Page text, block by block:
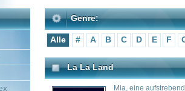
Alle A B C D E F G H I J K
La La Land
Mia, eine aufstrebende Schauspielerin,
Café Latte zwischen ihren Vorsprechen.
Jazzmusiker, kratzt sich etwas Geld
dreckigen Bars spielt. Doch während sich
einstellt, werden die Beiden mit